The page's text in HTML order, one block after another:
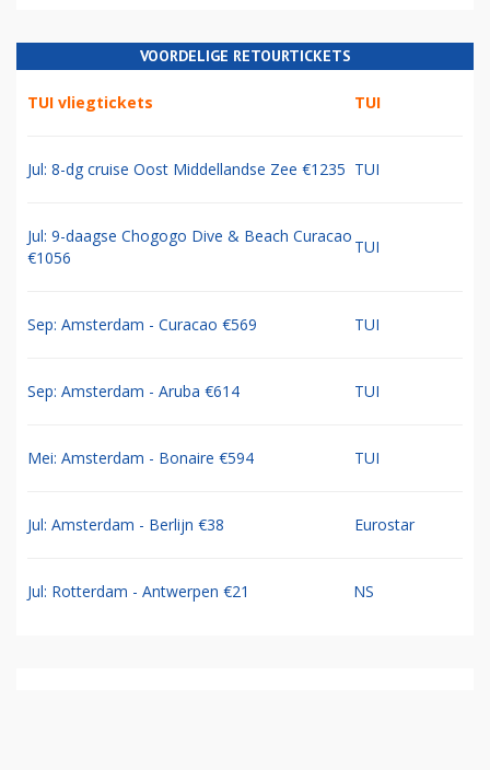
VOORDELIGE RETOURTICKETS
TUI vliegtickets TUI
Jul: 8-dg cruise Oost Middellandse Zee €1235 TUI
Jul: 9-daagse Chogogo Dive & Beach Curacao
€1056
TUI
Sep: Amsterdam - Curacao €569 TUI
Sep: Amsterdam - Aruba €614 TUI
Mei: Amsterdam - Bonaire €594 TUI
Jul: Amsterdam - Berlijn €38 Eurostar
Jul: Rotterdam - Antwerpen €21 NS